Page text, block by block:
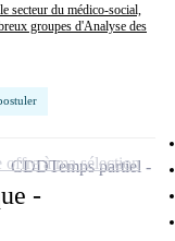
secteur du médico-social,
groupes d'Analyse des
-
CDDTemps partiel
offre à ma sélection